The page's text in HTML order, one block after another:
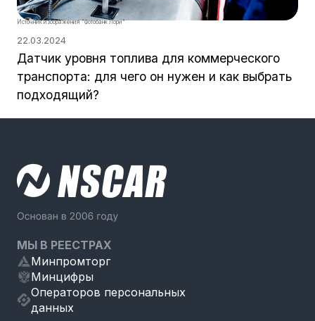
Источник изображения "Фотобанк Лори"
22.03.2024
Датчик уровня топлива для коммерческого
транспорта: для чего он нужен и как выбрать
подходящий?
МЫ В РЕЕСТРАХ
Минпромторг
Минцифры
Операторов персональных
данных